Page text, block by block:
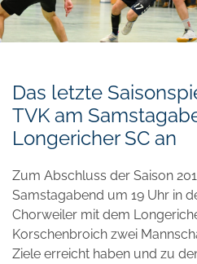
Das letzte
TVK am
Longericher SC an
Zum Abschluss der Saison
Samstagabend um 19 Uhr in
Chorweiler mit dem
Korschenbroich zwei
Ziele erreicht haben und zu